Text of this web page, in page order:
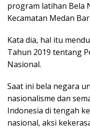
program latihan Bela
Kecamatan Medan
Kata dia, hal itu
Tahun 2019 tentang
Nasional.
Saat ini bela negara
nasionalisme dan
Indonesia di tengah
nasional, aksi